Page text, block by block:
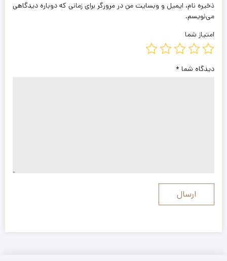
ذخیره نام، ایمیل و وبسایت من در مرورگر برای زمانی که دوباره دیدگاهی
می‌نویسم.
امتیاز شما
دیدگاه شما *